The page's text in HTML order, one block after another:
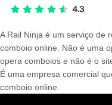
A Rail Ninja é um serviço de
comboio online. Não é uma
opera comboios e não é o
É uma empresa comercial
comboio online.